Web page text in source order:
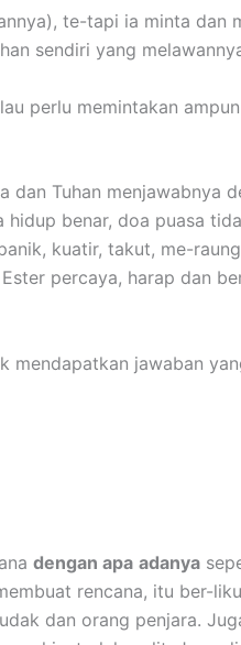
te-tapi ia minta dan
sendiri yang
perlu memintakan
dan Tuhan menjawabnya
benar, doa puasa
kuatir, takut, me-
percaya, harap dan
mendapatkan jawaban
dengan apa adanya
rencana, itu ber-
dan orang penjara.